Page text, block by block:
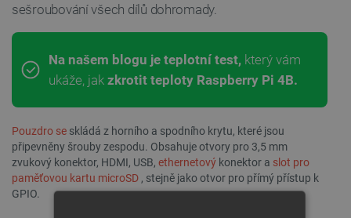
sešroubování všech dílů dohromady.
Na našem blogu je teplotní test, který vám
ukáže, jak zkrotit teploty Raspberry Pi 4B.
Pouzdro se skládá z horního a spodního krytu, které jsou
připevněny šrouby zespodu. Obsahuje otvory pro 3,5 mm
zvukový konektor, HDMI, USB, ethernetový konektor a slot pro
paměťovou kartu microSD , stejně jako otvor pro přímý přístup k
GPIO.